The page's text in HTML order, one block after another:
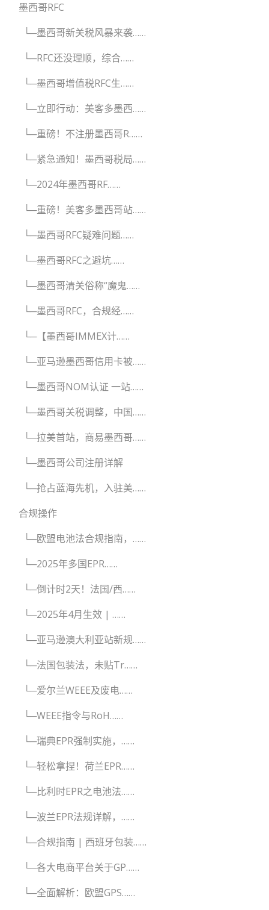
墨西哥RFC
└─墨西哥新关税风暴来袭……
└─RFC还没理顺，综合……
└─墨西哥增值税RFC生……
└─立即行动：美客多墨西……
└─重磅！不注册墨西哥R……
└─紧急通知！墨西哥税局……
└─2024年墨西哥RF……
└─重磅！美客多墨西哥站……
└─墨西哥RFC疑难问题……
└─墨西哥RFC之避坑……
└─墨西哥清关俗称“魔鬼……
└─墨西哥RFC，合规经……
└─【墨西哥IMMEX计……
└─亚马逊墨西哥信用卡被……
└─墨西哥NOM认证 一站……
└─墨西哥关税调整，中国……
└─拉美首站，商易墨西哥……
└─墨西哥公司注册详解
└─抢占蓝海先机，入驻美……
合规操作
└─欧盟电池法合规指南，……
└─2025年多国EPR……
└─倒计时2天！法国/西……
└─2025年4月生效 | ……
└─亚马逊澳大利亚站新规……
└─法国包装法，未贴Tr……
└─爱尔兰WEEE及废电……
└─WEEE指令与RoH……
└─瑞典EPR强制实施，……
└─轻松拿捏！荷兰EPR……
└─比利时EPR之电池法……
└─波兰EPR法规详解，……
└─合规指南 | 西班牙包装……
└─各大电商平台关于GP……
└─全面解析：欧盟GPS……